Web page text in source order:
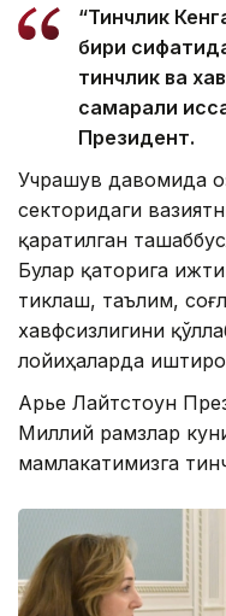
“Тинчлик
бири
тинчлик ва
самарали
Президент.
Учрашув давомида
секторидаги
қаратилган
Булар қаторига
тиклаш, таълим,
хавфсизлигини
лойиҳаларда
Арье Лайтстоун
Миллий рамзлар
мамлакатимизга